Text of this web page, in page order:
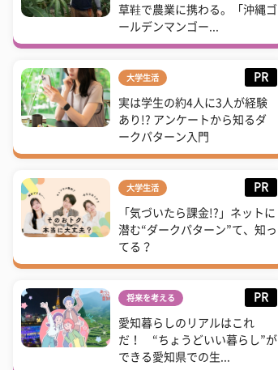
草鞋で農業に携わる。「沖縄ゴ
ールデンマンゴー...
大学生活 PR
実は学生の約4人に3人が経験
あり!? アンケートから知るダ
ークパターン入門
大学生活 PR
「気づいたら課金!?」ネットに
潜む“ダークパターン”て、知っ
てる？
将来を考える PR
愛知暮らしのリアルはこれ
だ！ “ちょうどいい暮らし”が
できる愛知県での生...